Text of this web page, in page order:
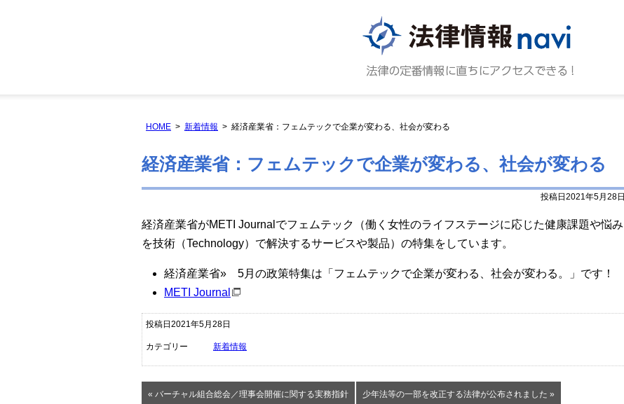
HOME 新着情報 経済産業省：フェムテックで企業が変わる、社会が変わる
経済産業省：フェムテックで企業が変わる、社会が変わる
投稿日2021年5月28日
経済産業省がMETI Journalでフェムテック（働く女性のライフステージに応じた健康課題や悩み
を技術（Technology）で解決するサービスや製品）の特集をしています。
経済産業省» 5月の政策特集は「フェムテックで企業が変わる、社会が変わる。」です！
METI Journal
投稿日2021年5月28日
カテゴリー 新着情報
« バーチャル組合総会／理事会開催に関する実務指針 少年法等の一部を改正する法律が公布されました »